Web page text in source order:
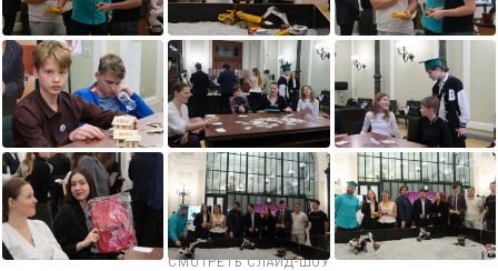
СМОТРЕТЬ СЛАЙД-ШОУ